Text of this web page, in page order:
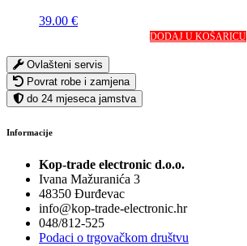
39.00 €
DODAJ U KOŠARICU
Ovlašteni servis
Povrat robe i zamjena
do 24 mjeseca jamstva
Informacije
Kop-trade electronic d.o.o.
Ivana Mažuranića 3
48350 Đurđevac
info@kop-trade-electronic.hr
048/812-525
Podaci o trgovačkom društvu